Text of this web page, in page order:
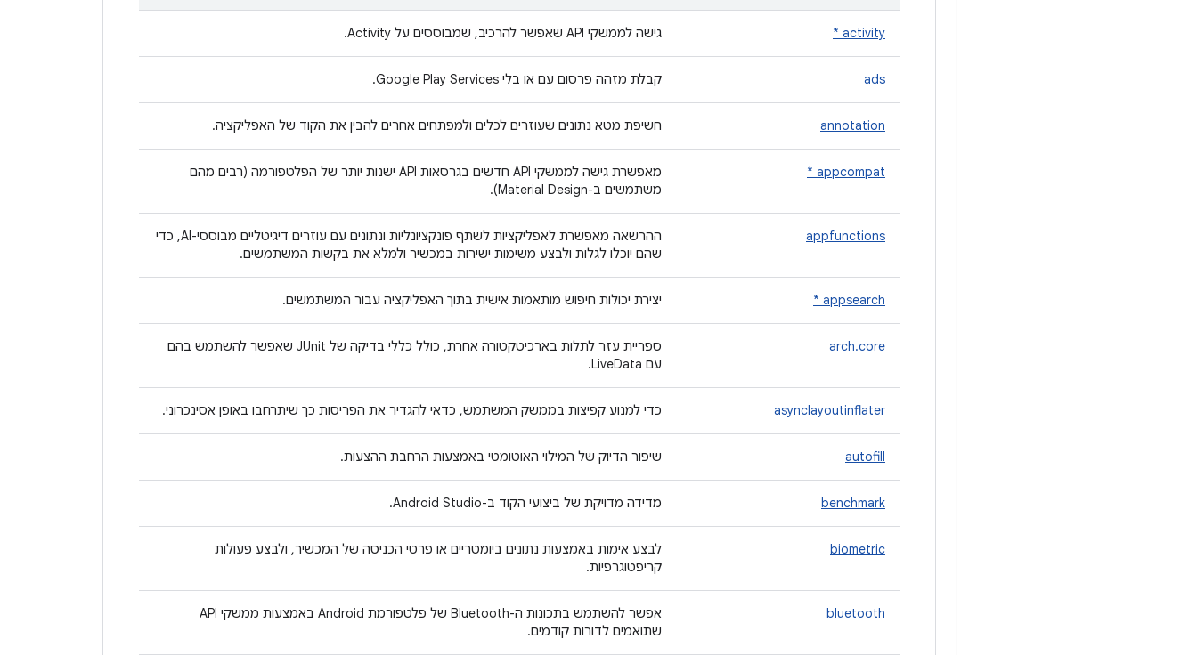
activity * גישה לממשקי API שאפשר להרכיב, שמבוססים על Activity.
ads קבלת מזהה פרסום עם או בלי Google Play Services.
annotation חשיפת מטא נתונים שעוזרים לכלים ולמפתחים אחרים להבין את הקוד של האפליקציה.
appcompat *
מאפשרת גישה לממשקי API חדשים בגרסאות API ישנות יותר של הפלטפורמה (רבים מהם
משתמשים ב-Material Design).
appfunctions
ההרשאה מאפשרת לאפליקציות לשתף פונקציונליות ונתונים עם עוזרים דיגיטליים מבוססי-AI, כדי
שהם יוכלו לגלות ולבצע משימות ישירות במכשיר ולמלא את בקשות המשתמשים.
appsearch * יצירת יכולות חיפוש מותאמות אישית בתוך האפליקציה עבור המשתמשים.
arch.core
ספריית עזר לתלות בארכיטקטורה אחרת, כולל כללי בדיקה של JUnit שאפשר להשתמש בהם
עם LiveData.
asynclayoutinflater כדי למנוע קפיצות בממשק המשתמש, כדאי להגדיר את הפריסות כך שיתרחבו באופן אסינכרוני.
autofill שיפור הדיוק של המילוי האוטומטי באמצעות הרחבת ההצעות.
benchmark מדידה מדויקת של ביצועי הקוד ב-Android Studio.
biometric
לבצע אימות באמצעות נתונים ביומטריים או פרטי הכניסה של המכשיר, ולבצע פעולות
קריפטוגרפיות.
bluetooth
אפשר להשתמש בתכונות ה-Bluetooth של פלטפורמת Android באמצעות ממשקי API
שתואמים לדורות קודמים.